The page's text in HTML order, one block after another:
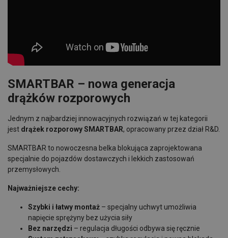
SMARTBAR – nowa generacja
drążków rozporowych
Jednym z najbardziej innowacyjnych rozwiązań w tej kategorii
jest drążek rozporowy SMARTBAR, opracowany przez dział R&D.
SMARTBAR to nowoczesna belka blokująca zaprojektowana
specjalnie do pojazdów dostawczych i lekkich zastosowań
przemysłowych.
Najważniejsze cechy:
Szybki i łatwy montaż – specjalny uchwyt umożliwia
napięcie sprężyny bez użycia siły
Bez narzędzi – regulacja długości odbywa się ręcznie